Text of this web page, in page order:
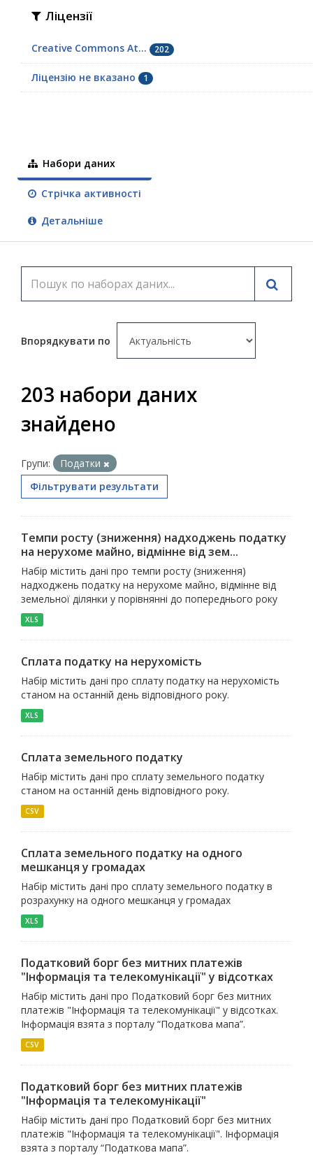
Ліцензії
Creative Commons At... 202
Ліцензію не вказано 1
Набори даних
Стрічка активності
Детальніше
Впорядкувати по
203 набори даних
знайдено
Групи:
Податки
Фільтрувати результати
Темпи росту (зниження) надходжень податку
на нерухоме майно, відмінне від зем...
Набір містить дані про темпи росту (зниження)
надходжень податку на нерухоме майно, відмінне від
земельної ділянки у порівнянні до попереднього року
XLS
Сплата податку на нерухомість
Набір містить дані про сплату податку на нерухомість
станом на останній день відповідного року.
XLS
Сплата земельного податку
Набір містить дані про сплату земельного податку
станом на останній день відповідного року.
CSV
Сплата земельного податку на одного
мешканця у громадах
Набір містить дані про сплату земельного податку в
розрахунку на одного мешканця у громадах
XLS
Податковий борг без митних платежів
"Iнформацiя та телекомунiкацiї" у відсотках
Набір містить дані про Податковий борг без митних
платежів "Iнформацiя та телекомунiкацiї" у відсотках.
Інформація взята з порталу “Податкова мапа”.
CSV
Податковий борг без митних платежів
"Iнформацiя та телекомунiкацiї"
Набір містить дані про Податковий борг без митних
платежів "Iнформацiя та телекомунiкацiї". Інформація
взята з порталу “Податкова мапа”.